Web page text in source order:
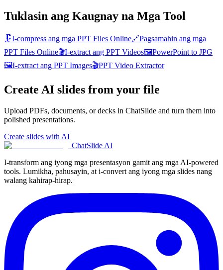
Tuklasin ang Kaugnay na Mga Tool
🗜️I-compress ang mga PPT Files Online🔗Pagsamahin ang mga
PPT Files Online🎬I-extract ang PPT Videos🖼️PowerPoint to JPG
🖼️I-extract ang PPT Images🎬PPT Video Extractor
Create AI slides from your file
Upload PDFs, documents, or decks in ChatSlide and turn them into
polished presentations.
Create slides with AI
ChatSlide AI
I-transform ang iyong mga presentasyon gamit ang mga AI-powered
tools. Lumikha, pahusayin, at i-convert ang iyong mga slides nang
walang kahirap-hirap.